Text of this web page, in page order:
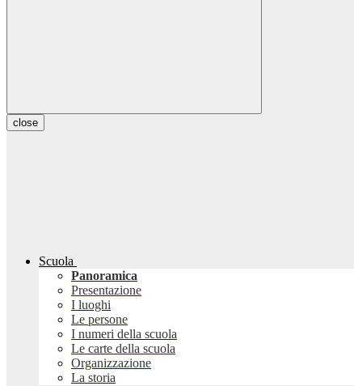
close
Scuola
Panoramica
Presentazione
I luoghi
Le persone
I numeri della scuola
Le carte della scuola
Organizzazione
La storia